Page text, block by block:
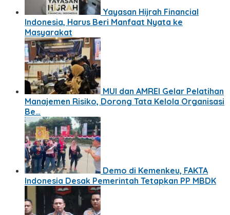
Yayasan Hijrah Financial
Indonesia, Harus Beri Manfaat Nyata ke
Masyarakat
MUI dan AMREI Gelar Pelatihan
Manajemen Risiko, Dorong Tata Kelola Organisasi
Be…
Demo di Kemenkeu, FAKTA
Indonesia Desak Pemerintah Tetapkan PP MBDK